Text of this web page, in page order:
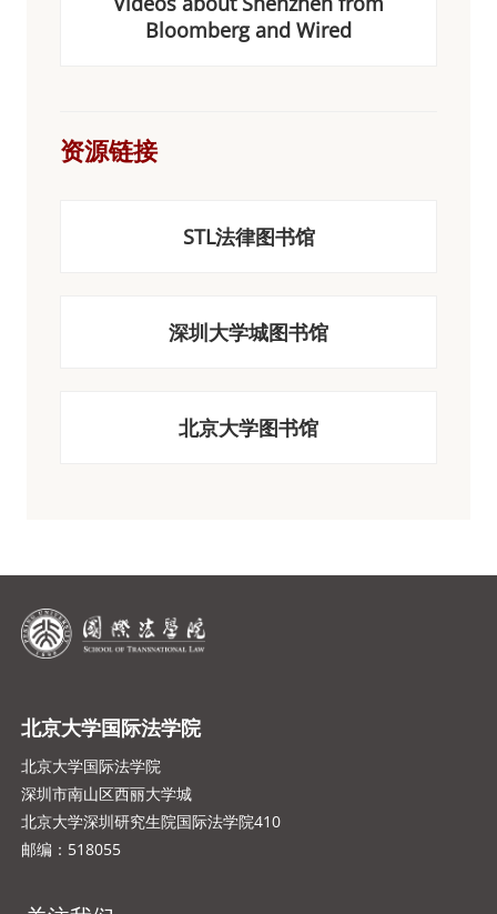
Bloomberg and Wired
资源链接
STL法律图书馆
深圳大学城图书馆
北京大学图书馆
北京大学国际法学院
北京大学国际法学院
深圳市南山区西丽大学城
北京大学深圳研究生院国际法学院410
邮编：518055